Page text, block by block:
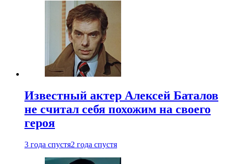
Известный актер Алексей Баталов
не считал себя похожим на своего
героя
3 года спустя2 года спустя